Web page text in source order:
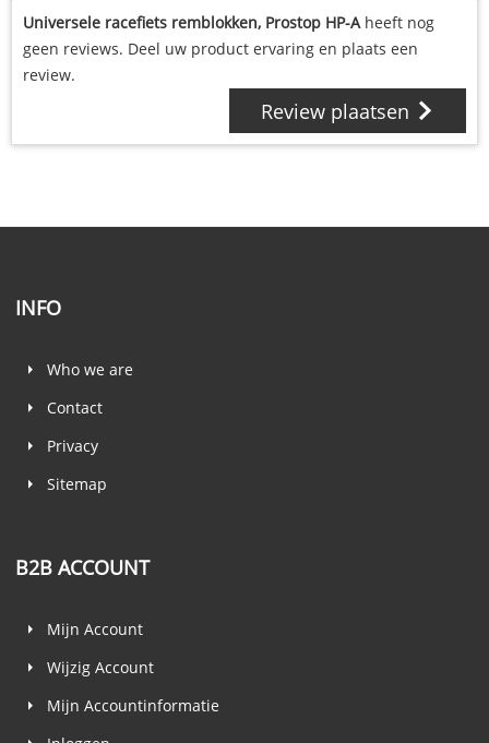
Universele racefiets remblokken, Prostop HP-Aheeft nog
geen reviews. Deel uw product ervaring en plaats een
review.
Review plaatsen
INFO
Who we are
Contact
Privacy
Sitemap
B2B ACCOUNT
Mijn Account
Wijzig Account
Mijn Accountinformatie